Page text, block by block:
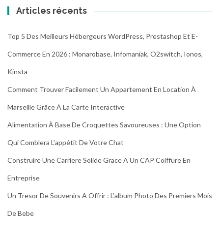
Articles récents
Top 5 Des Meilleurs Hébergeurs WordPress, Prestashop Et E-
Commerce En 2026 : Monarobase, Infomaniak, O2switch, Ionos,
Kinsta
Comment Trouver Facilement Un Appartement En Location À
Marseille Grâce À La Carte Interactive
Alimentation À Base De Croquettes Savoureuses : Une Option
Qui Comblera L’appétit De Votre Chat
Construire Une Carriere Solide Grace A Un CAP Coiffure En
Entreprise
Un Tresor De Souvenirs A Offrir : L’album Photo Des Premiers Mois
De Bebe